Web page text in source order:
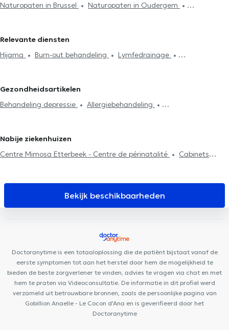
Naturopaten in Brussel
Naturopaten in Oudergem
Naturopaten in Schaerbeek
Naturopaten in Laken
Naturopaten in Sint-Agatha-Berchem
Relevante diensten
Hijama
Burn-out behandeling
Lymfedrainage
Dieetadvies
ADHD
Behandeling van slapeloosheid - slaapstoornissen
Gezondheidsartikelen
Behandeling depressie
Allergiebehandeling
Nabije ziekenhuizen
Centre Mimosa Etterbeek - Centre de périnatalité
Cabinets
Pediatrics Brussels
Dentius Etterbeek
Clinique Grand Roi
Nika Health Center
DETAILLE DENTAL
OdontoSmile: Clinique Dentaire
A(p)prendre Racines
Individual consultation A (p) Prendre Racines
Dental Plan
Centre Médical du Chant d'Oiseau
ORALIA
Dental Clinic
Bekijk beschikbaarheden
Doctoranytime is een totaaloplossing die de patiënt bijstaat vanaf de
eerste symptomen tot aan het herstel door hem de mogelijkheid te
bieden de beste zorgverlener te vinden, advies te vragen via chat en met
hem te praten via Videoconsultatie. De informatie in dit profiel werd
verzameld uit betrouwbare bronnen, zoals de persoonlijke pagina van
Gobillion Anaelle - Le Cocon d'Ana en is geverifieerd door het
Doctoranytime